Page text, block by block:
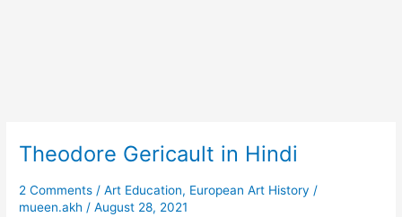
Theodore Gericault in Hindi
2 Comments /Art Education, European Art History /
mueen.akh/August 28, 2021
Theodore
in
Hindi